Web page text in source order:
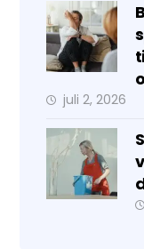
juli 2, 2026